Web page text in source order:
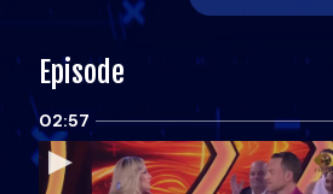
Episode
02:57